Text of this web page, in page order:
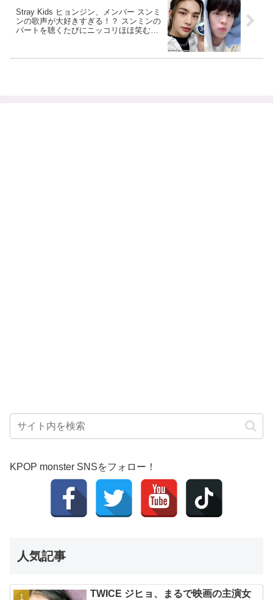
Stray Kids ヒョンジン、メンバー スンミ
ンの歌声が大好きすぎる！？ スンミンの
パートを聴くたびにニッコリほほ笑む姿
KPOP monster SNSをフォロー！
人気記事
TWICE ジヒョ、まるで映画の主演女